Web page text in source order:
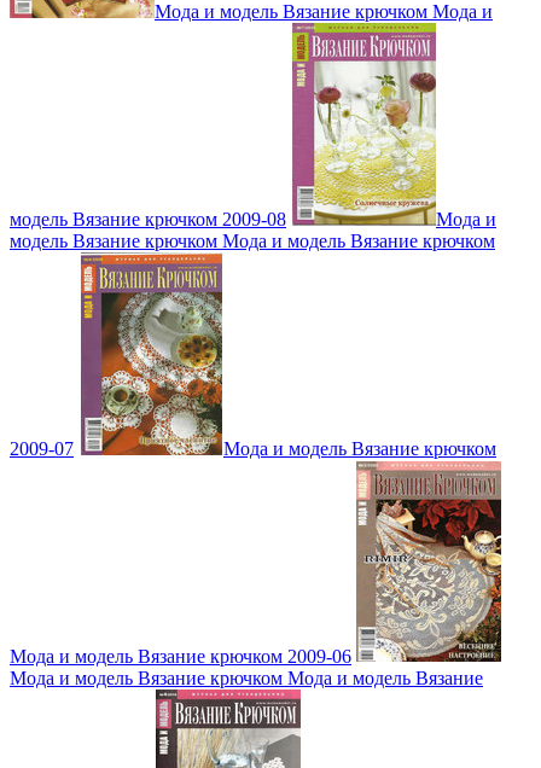
Мода и модель Вязание крючком Мода и
модель Вязание крючком 2009-08
Мода и
модель Вязание крючком Мода и модель Вязание крючком
2009-07 Мода и модель Вязание крючком
Мода и модель Вязание крючком 2009-06
Мода и модель Вязание крючком Мода и модель Вязание